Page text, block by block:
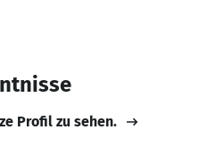
Profil zu sehen.